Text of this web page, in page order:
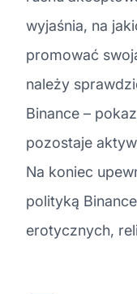
wyjaśnia, na
promować
należy
Binance –
pozostaje
Na koniec
polityką
erotycznych,